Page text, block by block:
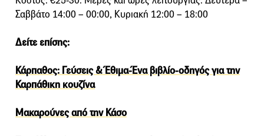
Σαββάτο 14:00 – 00:00, Κυριακή 12:00 – 18:00
Δείτε επίσης:
Κάρπαθος: Γεύσεις & Έθιμα-Ένα βιβλίο-οδηγός για την
Καρπάθικη κουζίνα
Μακαρούνες από την Κάσο